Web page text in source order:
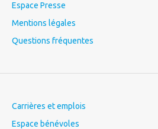
Espace Presse
Mentions légales
Questions fréquentes
Carrières et emplois
Espace bénévoles